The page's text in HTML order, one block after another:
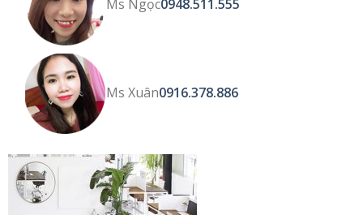
Ms Ngọc0948.511.555
Ms Xuân0916.378.886